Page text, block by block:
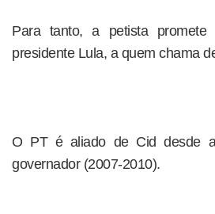
Para tanto, a petista
presidente Lula, a quem chama
O PT é aliado de Cid desde
governador (2007-2010).